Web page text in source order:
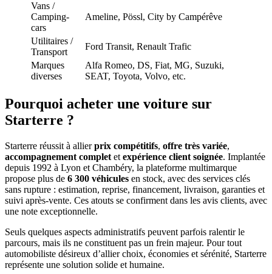
Vans /
Camping-
cars
Ameline, Pössl, City by Campérêve
Utilitaires /
Transport
Ford Transit, Renault Trafic
Marques
diverses
Alfa Romeo, DS, Fiat, MG, Suzuki,
SEAT, Toyota, Volvo, etc.
Pourquoi acheter une voiture sur
Starterre ?
Starterre réussit à allierprix compétitifs, offre très variée,
accompagnement complet et expérience client soignée. Implantée
depuis 1992 à Lyon et Chambéry, la plateforme multimarque
propose plus de 6 300 véhicules en stock, avec des services clés
sans rupture : estimation, reprise, financement, livraison, garanties et
suivi après-vente. Ces atouts se confirment dans les avis clients, avec
une note exceptionnelle.
Seuls quelques aspects administratifs peuvent parfois ralentir le
parcours, mais ils ne constituent pas un frein majeur. Pour tout
automobiliste désireux d’allier choix, économies et sérénité, Starterre
représente une solution solide et humaine.